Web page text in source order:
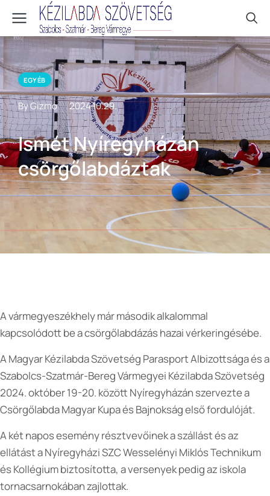
EGYÉB
By Gizmo 2024.10.29.
Ismét Nyíregyházán
csörgőlabdáztak
A vármegyeszékhely már második alkalommal
kapcsolódott be a csörgőlabdázás hazai vérkeringésébe.
A Magyar Kézilabda Szövetség Parasport Albizottsága és a
Szabolcs-Szatmár-Bereg Vármegyei Kézilabda Szövetség
2024. október 19-20. között Nyíregyházán szervezte a
Csörgőlabda Magyar Kupa és Bajnokság első fordulóját.
A két napos esemény résztvevőinek a szállást és az
ellátást a Nyíregyházi SZC Wesselényi Miklós Technikum
és Kollégium biztosította, a versenyek pedig az iskola
tornacsarnokában zajlottak.